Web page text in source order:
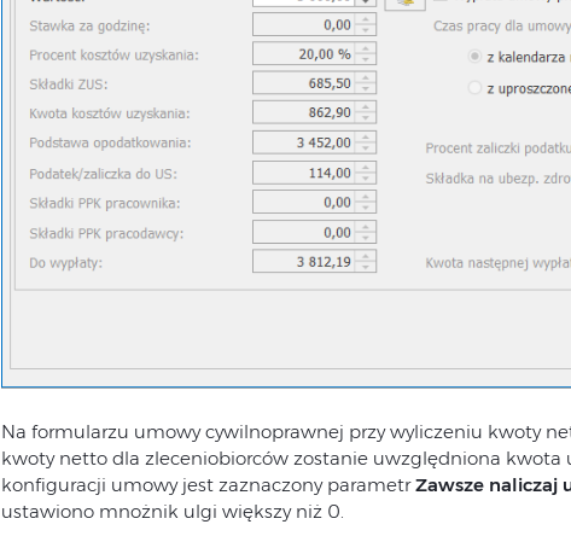
Na formularzu umowy cywilnoprawnej przy wyliczeniu kwoty
kwoty netto dla zleceniobiorców zostanie uwzględniona kwota
konfiguracji umowy jest zaznaczony parametrZawsze naliczaj
ustawiono mnożnik ulgi większy niż 0.